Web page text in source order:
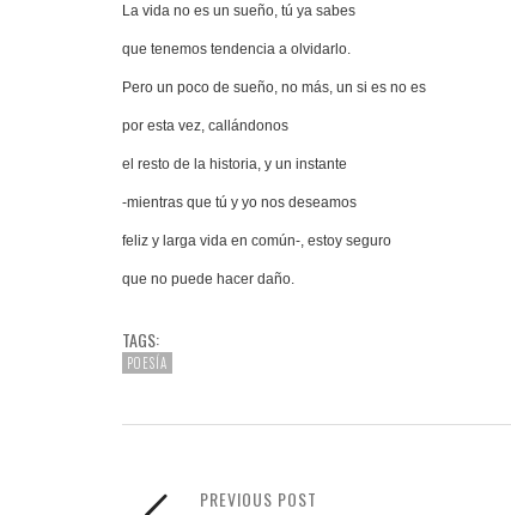
La vida no es un sueño, tú ya sabes
que tenemos tendencia a olvidarlo.
Pero un poco de sueño, no más, un si es no es
por esta vez, callándonos
el resto de la historia, y un instante
-mientras que tú y yo nos deseamos
feliz y larga vida en común-, estoy seguro
que no puede hacer daño.
TAGS:
POESÍA
PREVIOUS POST